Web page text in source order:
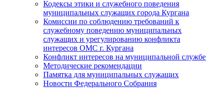
Кодексы этики и служебного поведения
муниципальных служащих города Кургана
Комиссии по соблюдению требований к
служебному поведению муниципальных
служащих и урегулированию конфликта
интересов ОМС г. Кургана
Конфликт интересов на муниципальной службе
Методические рекомендации
Памятка для муниципальных служащих
Новости Федерального Cобрания